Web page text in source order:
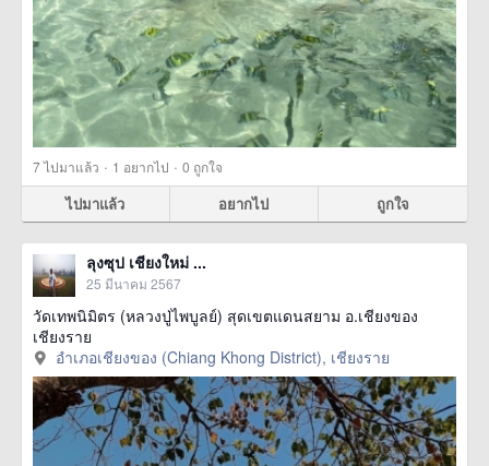
7ไปมาแล้ว · 1 อยากไป · 0 ถูกใจ
ไปมาแล้ว อยากไป ถูกใจ
ลุงซุป เชียงใหม่ ...
25 มีนาคม 2567
วัดเทพนิมิตร (หลวงปู่ไพบูลย์) สุดเขตแดนสยาม อ.เชียงของ
เชียงราย
อำเภอเชียงของ (Chiang Khong District), เชียงราย